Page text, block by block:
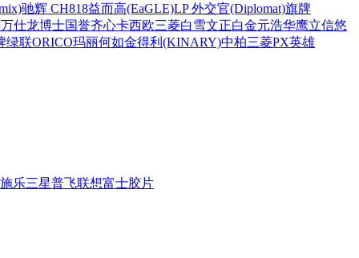
驰辉 CH818益而高(EaGLE)LP 外交官(Diplomat)旗牌
万仕龙博士国誉齐心卡西欧三菱白雪文正白金元浩华鹰立信悠
绿联ORICO玛丽何如金得利(KINARY)中柏三菱PX英雄
乐三星普飞联想富士胶片